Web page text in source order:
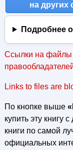
на других
Подробнее
Ссылки на файлы
Links to files are
По кнопке выше
купить эту книгу
книги по самой
официальных